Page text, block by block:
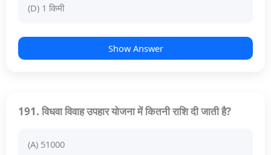
(D) 1 किमी
Show Answer
191. विधवा विवाह उपहार योजना में कितनी राशि दी जाती है?
(A) 51000